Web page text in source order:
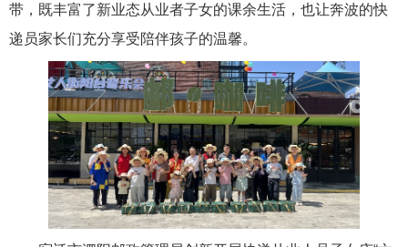
带，既丰富了新业态从业者子女的课余生活，也让奔波的快
递员家长们充分享受陪伴孩子的温馨。